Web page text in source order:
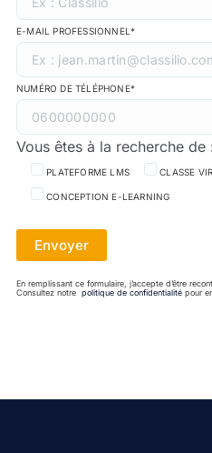
E-MAIL PROFESSIONNEL*
NUMÉRO DE TÉLÉPHONE*
Vous êtes à la recherche de
PLATEFORME LMS CLASSE
CONCEPTION E-LEARNING
En remplissant ce formulaire, j’accepte d’être
Consultez notre politique de confidentialitépour